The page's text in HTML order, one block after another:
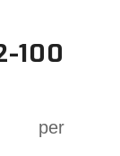
100
per